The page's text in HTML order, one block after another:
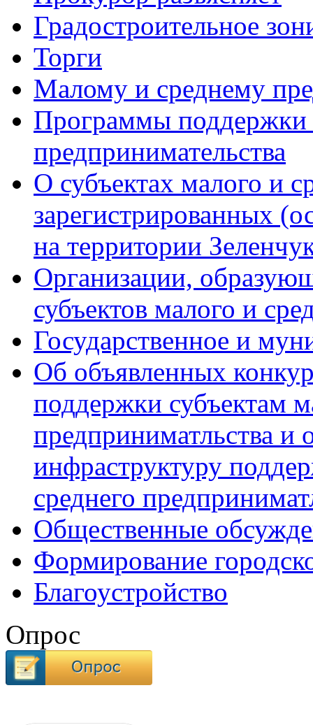
Градостроительное
Торги
Малому и среднему
Программы поддержки
предпринимательства
О субъектах малого и
зарегистрированных
на территории
Организации,
субъектов малого и
Государственное и
Об объявленных
поддержки субъектам
предприниматльства
инфраструктуру
среднего
Общественные
Формирование
Благоустройство
Опрос